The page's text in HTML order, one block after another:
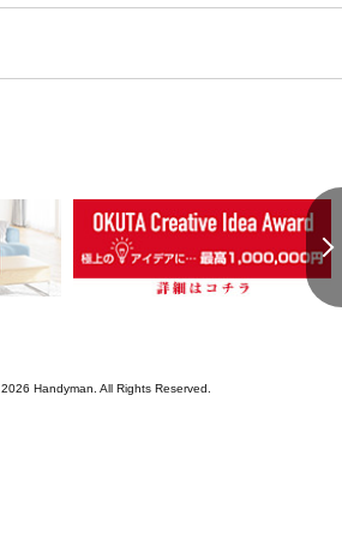
Handyman. All Rights Reserved.